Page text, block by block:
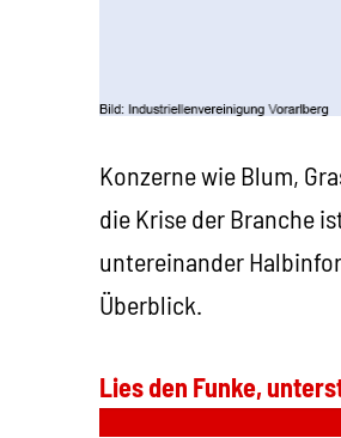
Konzerne wie Blum,
die Krise der Branche
untereinander
Überblick.
Lies den Funke,